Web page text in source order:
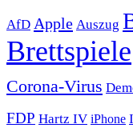
AfD Apple Auszug
Brettspiele
Corona-Virus
FDP Hartz IV iPhone